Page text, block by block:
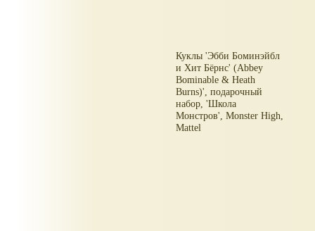
Куклы 'Эбби Боминэйбл
и Хит Бёрнс' (Abbey
Bominable & Heath
Burns)', подарочный
набор, 'Школа
Монстров', Monster High,
Mattel